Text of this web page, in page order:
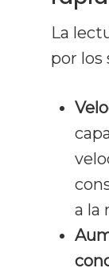
La
por los
a la